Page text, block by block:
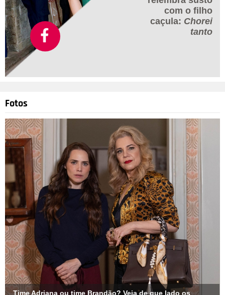
com o filho
caçula: Chorei
tanto
Fotos
Time Adriana ou time Brandão? Veja de que lado os